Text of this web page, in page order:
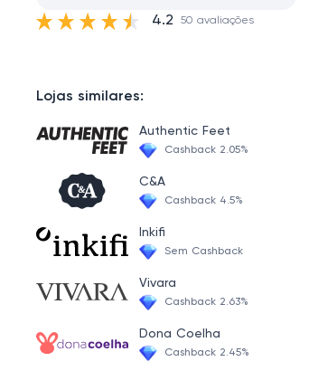
4.2 50 avaliações
Lojas similares:
Authentic Feet
Cashback 2.05%
C&A
Cashback 4.5%
Inkifi
Sem Cashback
Vivara
Cashback 2.63%
Dona Coelha
Cashback 2.45%